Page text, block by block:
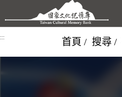
跳到主要內容區塊
::: 首頁 搜尋